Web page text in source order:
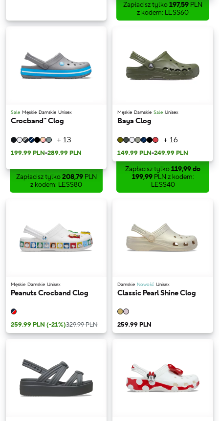
Zapłacisz tylko197,59 PLN
z kodem: LESS60
Sale Męskie Damskie Unisex
Crocband™ Clog
+ 13
199.99 PLN-289.99 PLN
Zapłacisz tylko208,79PLN
z kodem: LESS80
Męskie Damskie Sale Unisex
Baya Clog
+ 16
149.99 PLN-249.99 PLN
Zapłacisz tylko119,99 do
199,99PLN z kodem:
LESS40
Męskie Damskie Unisex
Peanuts Crocband Clog
259.99 PLN (-21%)329.99 PLN
Damskie Nowość Unisex
Classic Pearl Shine Clog
259.99 PLN